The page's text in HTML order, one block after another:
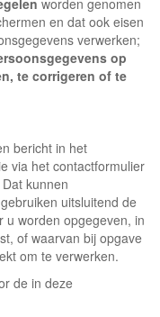
worden genomen
en dat ook eisen
verwerken;
op
te corrigeren of te
bericht in het
via het contactformulier
kunnen
uitsluitend de
u worden opgegeven, in
of waarvan bij opgave
om te verwerken.
de in deze